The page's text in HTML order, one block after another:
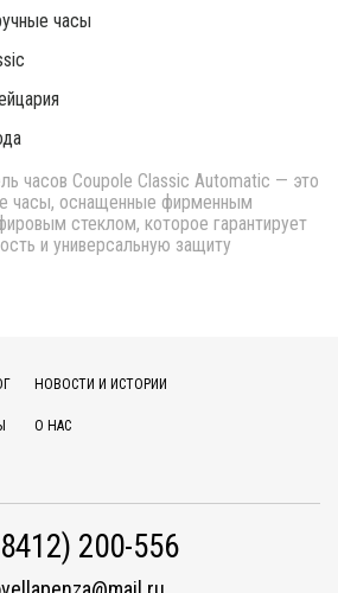
часы
часов Coupole Classic Automatic — это
часы, оснащенные фирменным
стеклом, которое гарантирует
и универсальную защиту
НОВОСТИ И ИСТОРИИ
О НАС
200-556